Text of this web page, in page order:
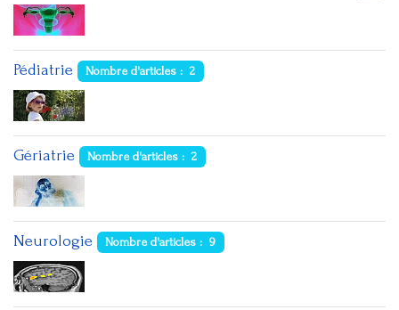
Pédiatrie Nombre d'articles : 2
Gériatrie Nombre d'articles : 2
Neurologie Nombre d'articles : 9